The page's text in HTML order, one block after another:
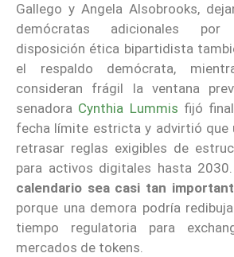
Gallego y Angela Alsobrooks,
demócratas adicionales por
disposición ética bipartidista
el respaldo demócrata,
consideran frágil la ventana
senadora Cynthia Lummis fijó
fecha límite estricta y advirtió que
retrasar reglas exigibles de
para activos digitales hasta
calendario sea casi tan
porque una demora podría
tiempo regulatoria para
mercados de tokens.